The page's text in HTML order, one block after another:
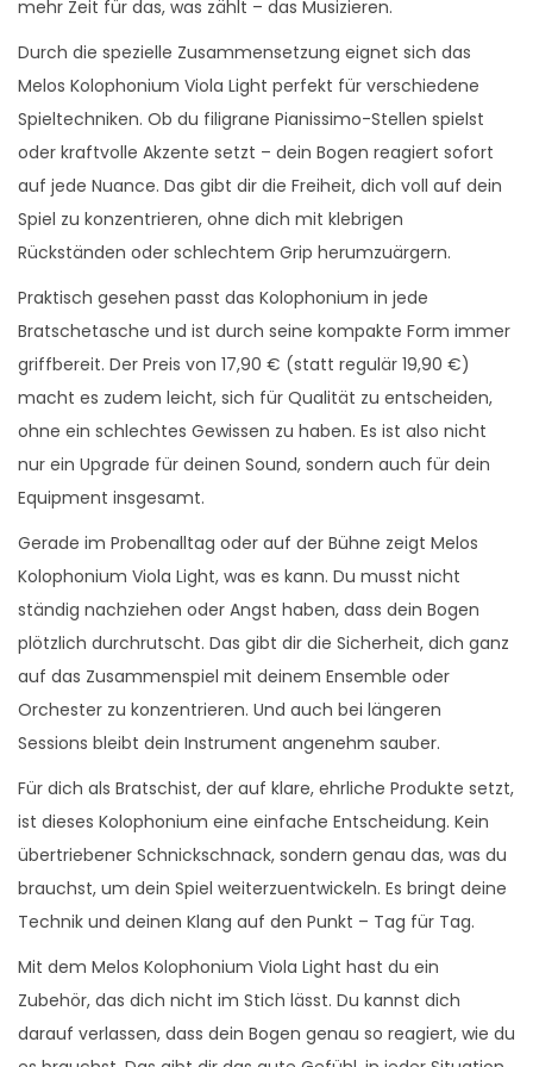
mehr Zeit für das, was zählt – das Musizieren.
Durch die spezielle Zusammensetzung eignet sich das
Melos Kolophonium Viola Light perfekt für verschiedene
Spieltechniken. Ob du filigrane Pianissimo-Stellen spielst
oder kraftvolle Akzente setzt – dein Bogen reagiert sofort
auf jede Nuance. Das gibt dir die Freiheit, dich voll auf dein
Spiel zu konzentrieren, ohne dich mit klebrigen
Rückständen oder schlechtem Grip herumzuärgern.
Praktisch gesehen passt das Kolophonium in jede
Bratschetasche und ist durch seine kompakte Form immer
griffbereit. Der Preis von 17,90 € (statt regulär 19,90 €)
macht es zudem leicht, sich für Qualität zu entscheiden,
ohne ein schlechtes Gewissen zu haben. Es ist also nicht
nur ein Upgrade für deinen Sound, sondern auch für dein
Equipment insgesamt.
Gerade im Probenalltag oder auf der Bühne zeigt Melos
Kolophonium Viola Light, was es kann. Du musst nicht
ständig nachziehen oder Angst haben, dass dein Bogen
plötzlich durchrutscht. Das gibt dir die Sicherheit, dich ganz
auf das Zusammenspiel mit deinem Ensemble oder
Orchester zu konzentrieren. Und auch bei längeren
Sessions bleibt dein Instrument angenehm sauber.
Für dich als Bratschist, der auf klare, ehrliche Produkte setzt,
ist dieses Kolophonium eine einfache Entscheidung. Kein
übertriebener Schnickschnack, sondern genau das, was du
brauchst, um dein Spiel weiterzuentwickeln. Es bringt deine
Technik und deinen Klang auf den Punkt – Tag für Tag.
Mit dem Melos Kolophonium Viola Light hast du ein
Zubehör, das dich nicht im Stich lässt. Du kannst dich
darauf verlassen, dass dein Bogen genau so reagiert, wie du